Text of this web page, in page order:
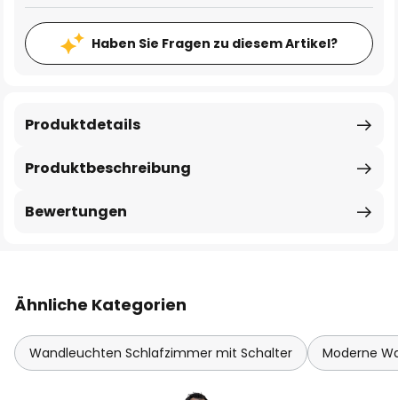
Haben Sie Fragen zu diesem Artikel?
Produktbeschreibung
Produktdetails
Bewertungen
Ähnliche Kategorien
Wandleuchten Schlafzimmer mit Schalter Moderne